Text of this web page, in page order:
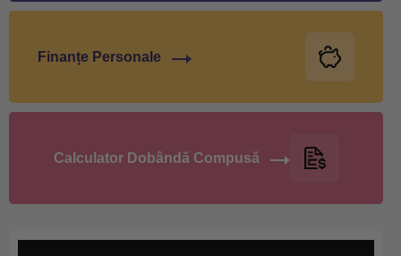
Finanțe Personale
Calculator Dobândă Compusă